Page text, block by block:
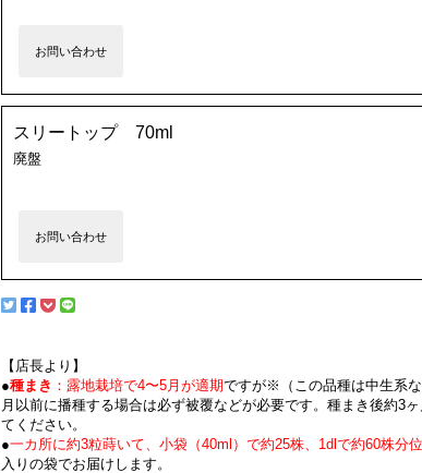
お問い合わせ
スリートップ 70ml
廃盤
お問い合わせ
【店長より】
●種まき ：露地栽培で4〜5月が適期ですが※（この品種は中生系
月以前に播種する場合は必ず被覆などが必要です。種まき後約3
てください。
●一カ所に約3粒蒔いて、小袋（40ml）で約25株、1dlで約60株分位
入りの袋でお届けします。